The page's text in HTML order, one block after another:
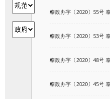
泰政办字〔2020〕55号
泰政办字〔2020〕53号
泰政办字〔2020〕48号
泰政办字〔2020〕45号